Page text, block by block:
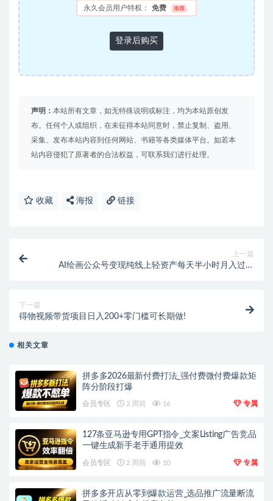
永久会员用户特权： 免费 推荐
登录后购买
声明： 本站所有文章，如无特殊说明或标注，均为本站原创发
布。任何个人或组织，在未征得本站同意时，禁止复制、盗用、
采集、发布本站内容到任何网站、书籍等各类媒体平台。如若本
站内容侵犯了原著者的合法权益，可联系我们进行处理。
收藏 海报 链接
上一篇
AI绘画公众号变现纯线上轻资产每天半小时月入过万
下一篇
得物视频带货项目日入200+零门槛可长期做!
相关文章
拼多多2026最新付费打法_强付费微付费爆款矩
阵分阶段打爆
会员专区 2 周前 16 专属
127条亚马逊专用GPT指令_文案Listing广告竞品
一键生成新手老手通用提效
会员专区 2 周前 10 专属
拼多多开店从零到爆款运营_选品推广流量断流